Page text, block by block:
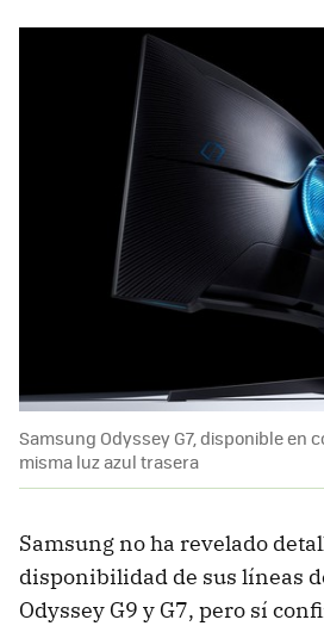
Samsung Odyssey G7, disponible en
misma luz azul trasera
Samsung no ha revelado
disponibilidad de sus líneas
Odyssey G9 y G7, pero sí